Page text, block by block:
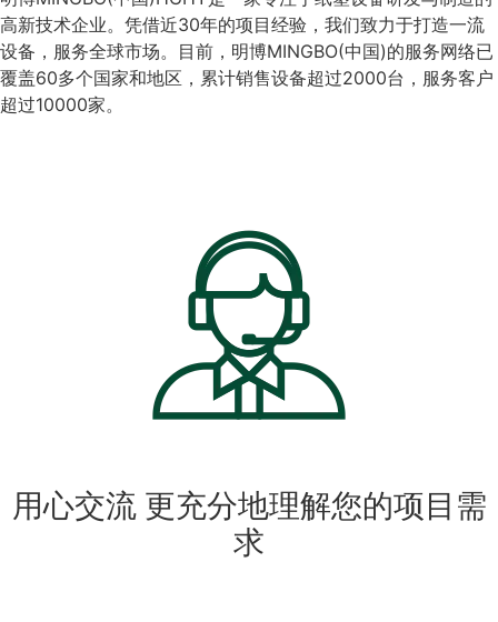
高新技术企业。凭借近30年的项目经验，我们致力于打造一流
设备，服务全球市场。目前，明博MINGBO(中国)的服务网络已
覆盖60多个国家和地区，累计销售设备超过2000台，服务客户
超过10000家。
用心交流 更充分地理解您的项目需
求